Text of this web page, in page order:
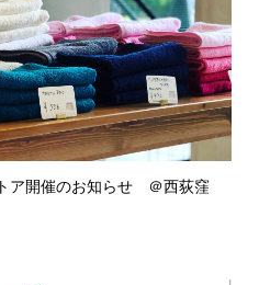
ア開催のお知らせ ＠西荻窪